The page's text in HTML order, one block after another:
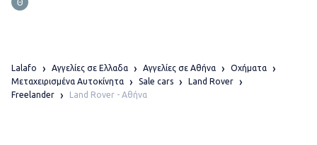
Lalafo Αγγελίες σε Ελλαδα Αγγελίες σε Αθήνα
Οχήματα
Μεταχειρισμένα Αυτοκίνητα
Sale cars
Land Rover
Freelander
Land Rover - Αθήνα